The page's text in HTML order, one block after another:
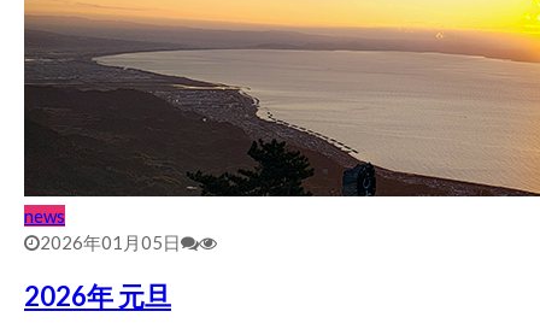
news
2026年01月05日
2026年 元旦